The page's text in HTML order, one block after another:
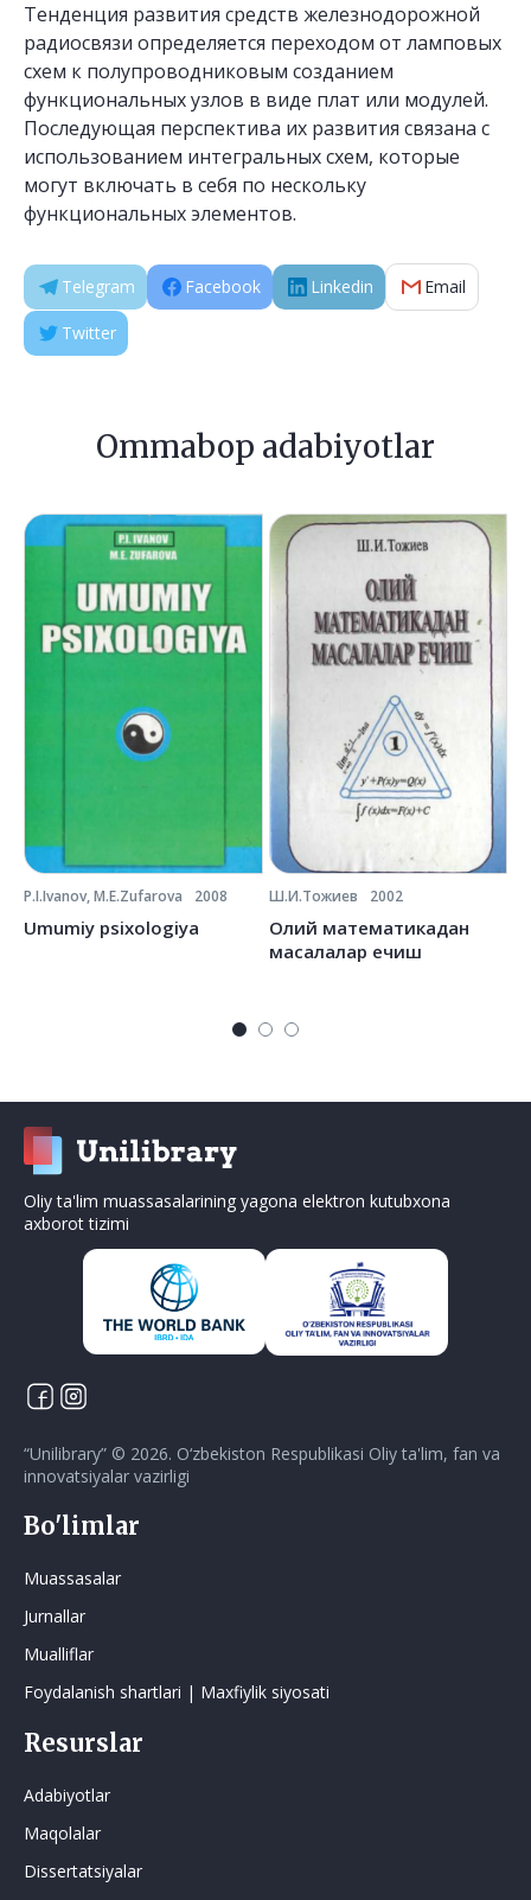
Тенденция развития средств железнодорожной
радиосвязи определяется переходом от ламповых
схем к полупроводниковым созданием
функциональных узлов в виде плат или модулей.
Последующая перспектива их развития связана с
использованием интегральных схем, которые
могут включать в себя по нескольку
функциональных элементов.
Telegram Facebook Linkedin Email
Twitter
Ommabop adabiyotlar
P.I.Ivanov, M.E.Zufarova 2008
Umumiy psixologiya
Ш.И.Тожиев 2002
Олий математикадан
масалалар ечиш
Bo'limlar
Muassasalar
Jurnallar
Mualliflar
Foydalanish shartlari | Maxfiylik siyosati
Resurslar
Adabiyotlar
Maqolalar
Dissertatsiyalar
Oliy ta'lim muassasalarining yagona elektron kutubxona
axborot tizimi
“Unilibrary” © 2026. O‘zbekiston Respublikasi Oliy ta'lim, fan va
innovatsiyalar vazirligi